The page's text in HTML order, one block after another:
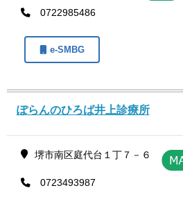
0722985486
e-SMBG
ぽらんのひろば井上診療所
堺市南区庭代台１丁７－６
0723493987